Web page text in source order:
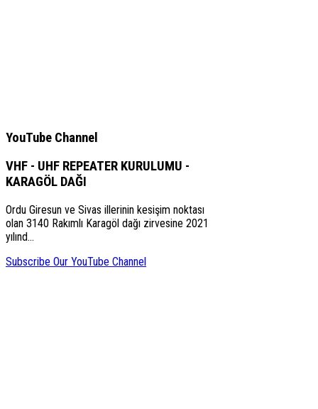
YouTube Channel
VHF - UHF REPEATER KURULUMU -
KARAGÖL DAĞI
Ordu Giresun ve Sivas illerinin kesişim noktası
olan 3140 Rakımlı Karagöl dağı zirvesine 2021
yılınd…
Subscribe Our YouTube Channel